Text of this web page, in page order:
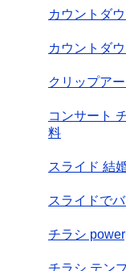
カウントダ
カウントダ
クリップア
コンサート
料
スライド 結
スライドで
チラシ